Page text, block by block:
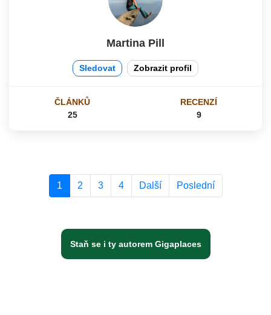
Martina Pill
Sledovat Zobrazit profil
ČLÁNKŮ
25
RECENZÍ
9
1 2 3 4 Další Poslední
Staň se i ty autorem Gigaplaces